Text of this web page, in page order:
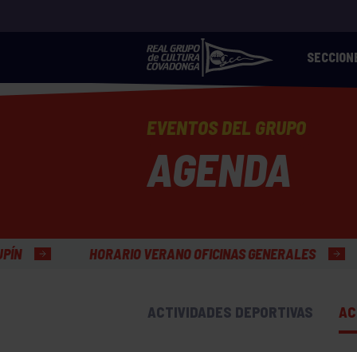
EVENTOS DEL GRUPO
AGENDA
VERANO OFICINAS GENERALES
ACTIVIDADES DEPORTIVAS